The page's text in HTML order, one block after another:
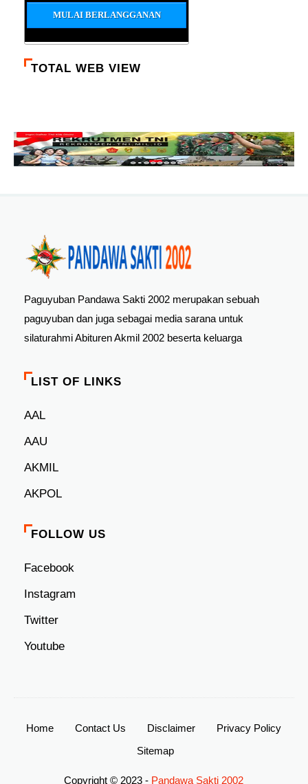
TOTAL WEB VIEW
Paguyuban Pandawa Sakti 2002 merupakan sebuah
paguyuban dan juga sebagai media sarana untuk
silaturahmi Abituren Akmil 2002 beserta keluarga
LIST OF LINKS
AAL
AAU
AKMIL
AKPOL
FOLLOW US
Facebook
Instagram
Twitter
Youtube
Home Contact Us Disclaimer
Privacy Policy
Sitemap
Copyright © 2023 - Pandawa Sakti 2002